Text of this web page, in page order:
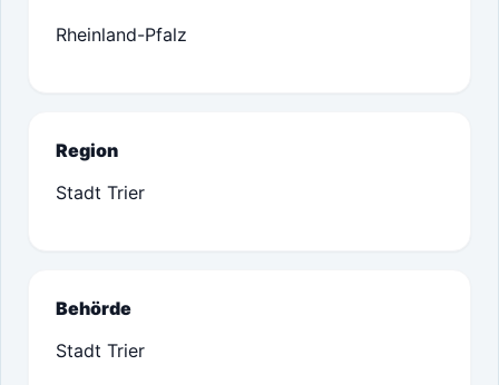
Rheinland-Pfalz
Region
Stadt Trier
Behörde
Stadt Trier